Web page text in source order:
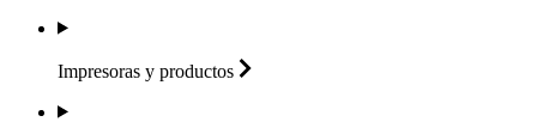
Impresoras y productos